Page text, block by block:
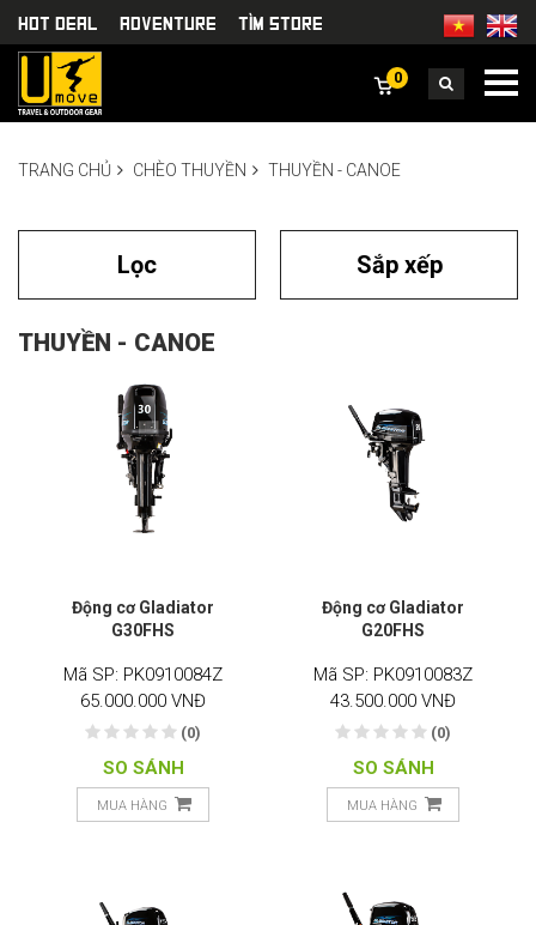
HOT DEAL Adventure TÌm Store
0
TRANG CHỦ CHÈO THUYỀN THUYỀN - CANOE
Lọc Sắp xếp
THUYỀN - CANOE
Động cơ Gladiator
G30FHS
Mã SP: PK0910084Z
65.000.000 VNĐ
(0)
SO SÁNH
MUA HÀNG
Động cơ Gladiator
G20FHS
Mã SP: PK0910083Z
43.500.000 VNĐ
(0)
SO SÁNH
MUA HÀNG